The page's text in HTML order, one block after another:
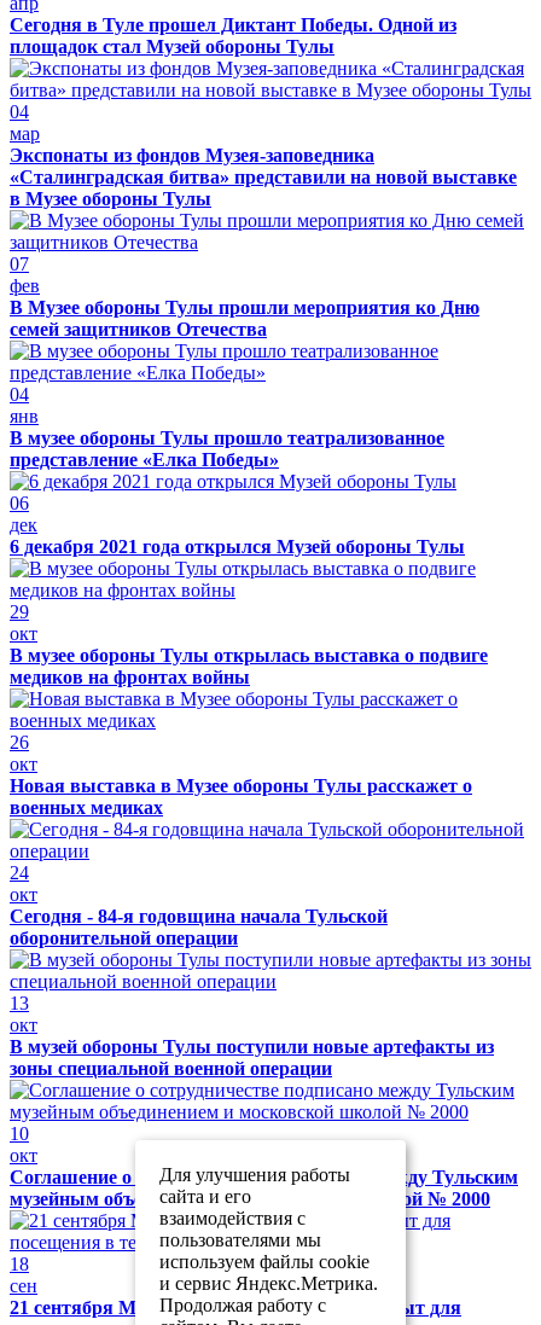
Сегодня в Туле прошел Диктант Победы. Одной из
площадок стал Музей обороны Тулы
04
мар
Экспонаты из фондов Музея-заповедника
«Сталинградская битва» представили на новой выставке
в Музее обороны Тулы
07
фев
В Музее обороны Тулы прошли мероприятия ко Дню
семей защитников Отечества
04
янв
В музее обороны Тулы прошло театрализованное
представление «Елка Победы»
06
дек
6 декабря 2021 года открылся Музей обороны Тулы
29
окт
В музее обороны Тулы открылась выставка о подвиге
медиков на фронтах войны
26
окт
Новая выставка в Музее обороны Тулы расскажет о
военных медиках
24
окт
Сегодня - 84-я годовщина начала Тульской
оборонительной операции
13
окт
В музей обороны Тулы поступили новые артефакты из
зоны специальной военной операции
10
окт
Соглашение о сотрудничестве подписано между Тульским
музейным объединением и московской школой № 2000
18
сен
21 сентября Музей обороны Тулы будет закрыт для
Для улучшения работы
сайта и его
взаимодействия с
пользователями мы
используем файлы cookie
и сервис Яндекс.Метрика.
Продолжая работу с